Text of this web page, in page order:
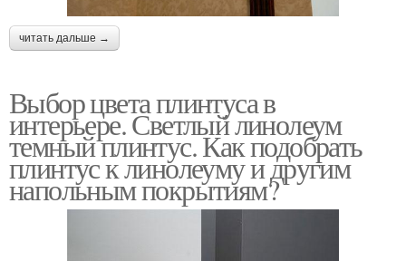
читать дальше →
Выбор цвета плинтуса в
интерьере. Светлый линолеум
темный плинтус. Как подобрать
плинтус к линолеуму и другим
напольным покрытиям?